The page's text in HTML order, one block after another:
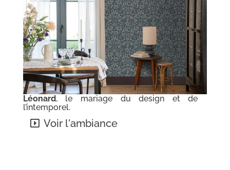
Léonard, le mariage du design et de
l’intemporel.
Voir l'ambiance